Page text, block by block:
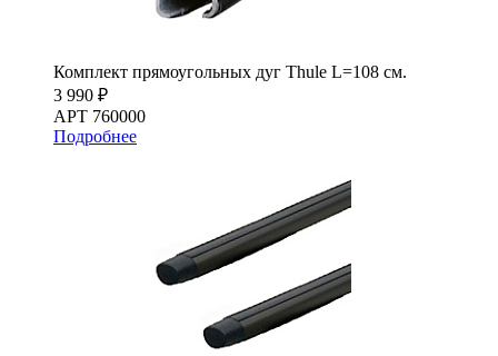
Комплект прямоугольных дуг Thule L=108 см.
3 990 ₽
АРТ 760000
Подробнее